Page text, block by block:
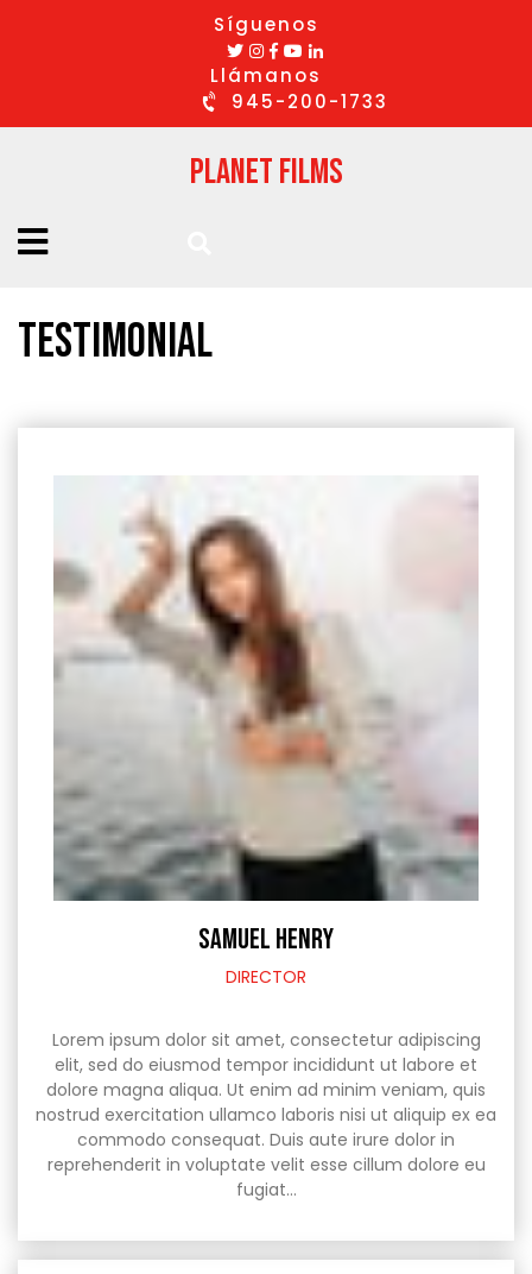
Síguenos
Llámanos
945-200-1733
Planet Films
Testimonial
SAMUEL HENRY
DIRECTOR
Lorem ipsum dolor sit amet, consectetur adipiscing
elit, sed do eiusmod tempor incididunt ut labore et
dolore magna aliqua. Ut enim ad minim veniam, quis
nostrud exercitation ullamco laboris nisi ut aliquip ex ea
commodo consequat. Duis aute irure dolor in
reprehenderit in voluptate velit esse cillum dolore eu
fugiat…